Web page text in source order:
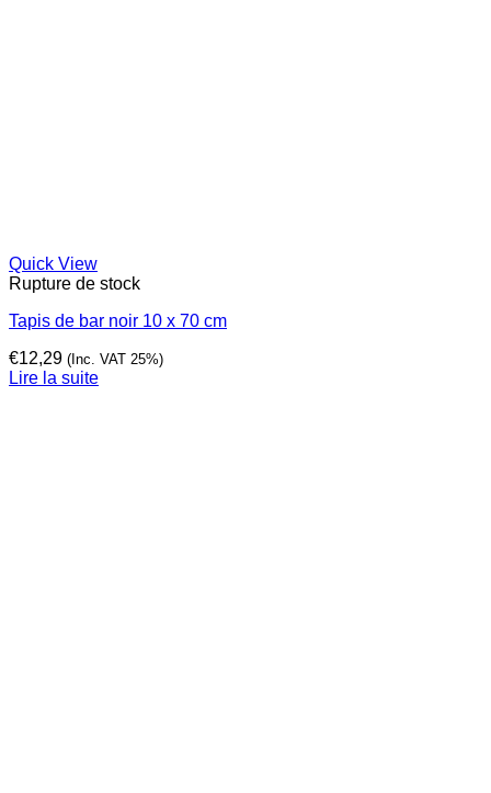
Quick View
Rupture de stock
Tapis de bar noir 10 x 70 cm
€12,29 (Inc. VAT 25%)
Lire la suite